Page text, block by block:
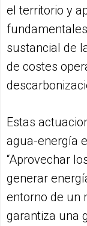
el territorio y
sustancial de
de costes
Estas
agua-energía
“Aprovechar
generar
entorno de un
garantiza una